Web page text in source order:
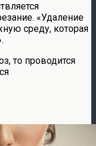
«Удаление
среду, которая
то проводится